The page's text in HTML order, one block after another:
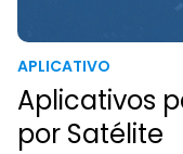
APLICATIVO
Aplicativos
por Satélite